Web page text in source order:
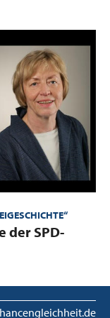
der SPD-